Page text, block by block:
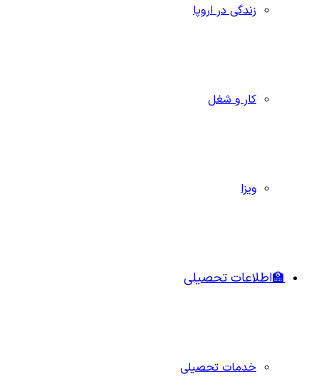
زندگی در اروپا
کار و شغل
ویزا
🏫اطلاعات تحصیلی
خدمات تحصیلی